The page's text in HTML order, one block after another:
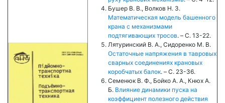
Бушер В. В., Волков Н. З.
Математическая модель башенного
крана с механизмами
подтягивающих тросов. – C. 13-22.
Лятуринский В. А., Сидоренко М. В.
Остаточные напряжения в тавровых
сварных соединениях крановых
коробчатых балок. – C. 23-36.
Семенюк В. Ф., Бойко А. А., Кнюх А.
Б. Влияние динамики пуска на
коэффициент полезного действия